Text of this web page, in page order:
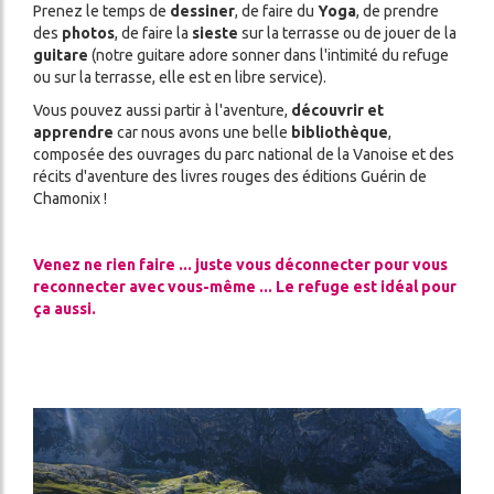
Prenez le temps de dessiner, de faire du Yoga, de prendre
des photos, de faire la sieste sur la terrasse ou de jouer de la
guitare (notre guitare adore sonner dans l'intimité du refuge
ou sur la terrasse, elle est en libre service).
Vous pouvez aussi partir à l'aventure, découvrir et
apprendre car nous avons une belle bibliothèque,
composée des ouvrages du parc national de la Vanoise et des
récits d'aventure des livres rouges des éditions Guérin de
Chamonix !
Venez ne rien faire ... juste vous déconnecter pour vous
reconnecter avec vous-même ... Le refuge est idéal pour
ça aussi.
Image
Image
Image
Image
Image
Image
Image
Image
Image
Image
Image
Image
Image
Image
Image
Image
Image
Image
Image
Image
Image